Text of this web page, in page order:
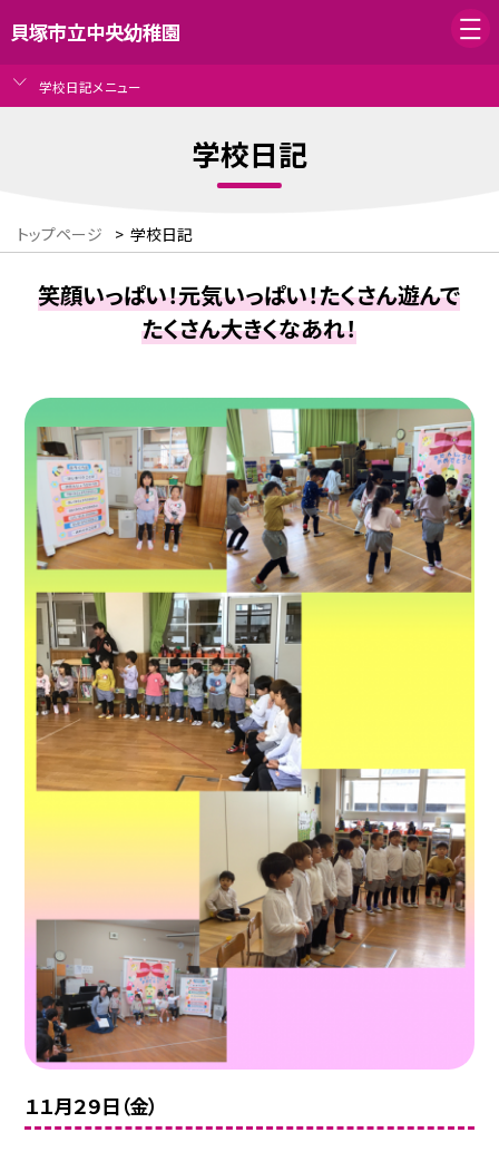
貝塚市立中央幼稚園
学校日記メニュー
学校日記
トップページ > 学校日記
笑顔いっぱい！元気いっぱい！たくさん遊んで
たくさん大きくなあれ！
１１月２９日（金）